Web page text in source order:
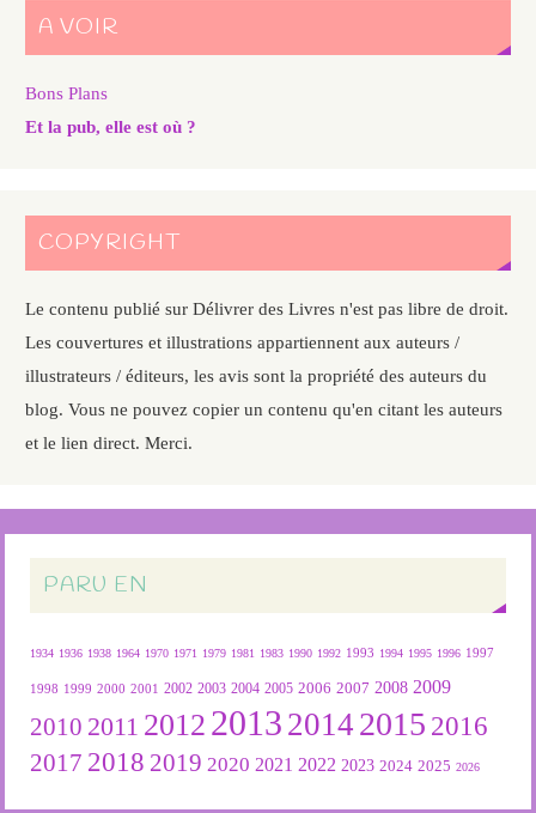
A VOIR
Bons Plans
Et la pub, elle est où ?
COPYRIGHT
Le contenu publié sur Délivrer des Livres n'est pas libre de droit.
Les couvertures et illustrations appartiennent aux auteurs /
illustrateurs / éditeurs, les avis sont la propriété des auteurs du
blog. Vous ne pouvez copier un contenu qu'en citant les auteurs
et le lien direct. Merci.
PARU EN
1934 1936 1938 1964 1970 1971 1979 1981 1983 1990 1992 1993 1994 1995 1996 1997
1998 1999 2000 2001 2002 2003 2004 2005 2006 2007 2008 2009
2010 2011 2012 2013 2014 2015 2016
2017 2018 2019 2020 2021 2022 2023 2024 2025 2026